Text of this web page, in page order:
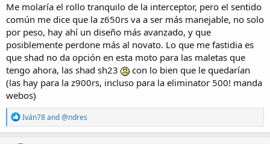
Me molaría el rollo tranquilo de la interceptor, pero el sentido
común me dice que la z650rs va a ser más manejable, no solo
por peso, hay ahí un diseño más avanzado, y que
posiblemente perdone más al novato. Lo que me fastidia es
que shad no da opción en esta moto para las maletas que
tengo ahora, las shad sh23
con lo bien que le quedarían
(las hay para la z900rs, incluso para la eliminator 500! manda
webos)
R
e
a
Iván78and@ndres